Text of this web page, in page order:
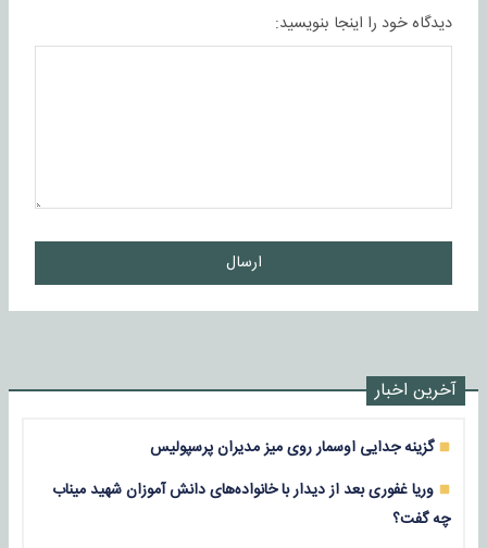
دیدگاه خود را اینجا بنویسید:
ارسال
آخرین اخبار
گزینه جدایی اوسمار روی میز مدیران پرسپولیس
وریا غفوری بعد از دیدار با خانواده‌های دانش آموزان شهید میناب
چه گفت؟